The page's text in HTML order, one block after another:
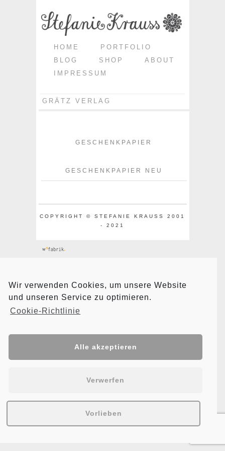
HOME
PORTFOLIO
BLOG
SHOP
ABOUT
IMPRESSUM
GRÄTZ VERLAG
GESCHENKPAPIER
GESCHENKPAPIER NEU
COPYRIGHT © STEFANIE KRAUSS 2001
- 2021
Wir verwenden Cookies, um unsere Website
und unseren Service zu optimieren.
Cookie-Richtlinie
Alle akzeptieren
Verwerfen
Vorlieben